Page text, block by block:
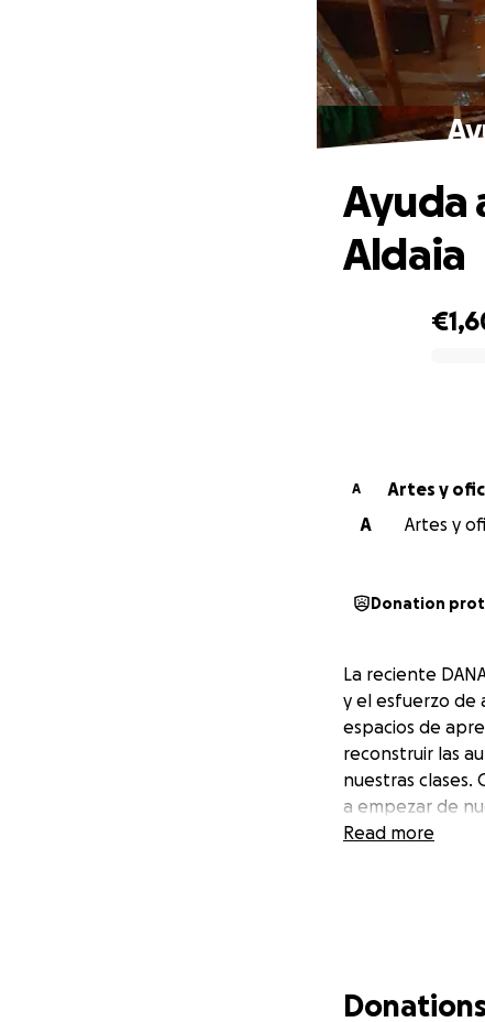
Ayuda
Aldaia
A
A
Artes y
Donation
La reciente
y el esfuerzo de
espacios de
reconstruir las
nuestras clases.
a empezar de
Read more